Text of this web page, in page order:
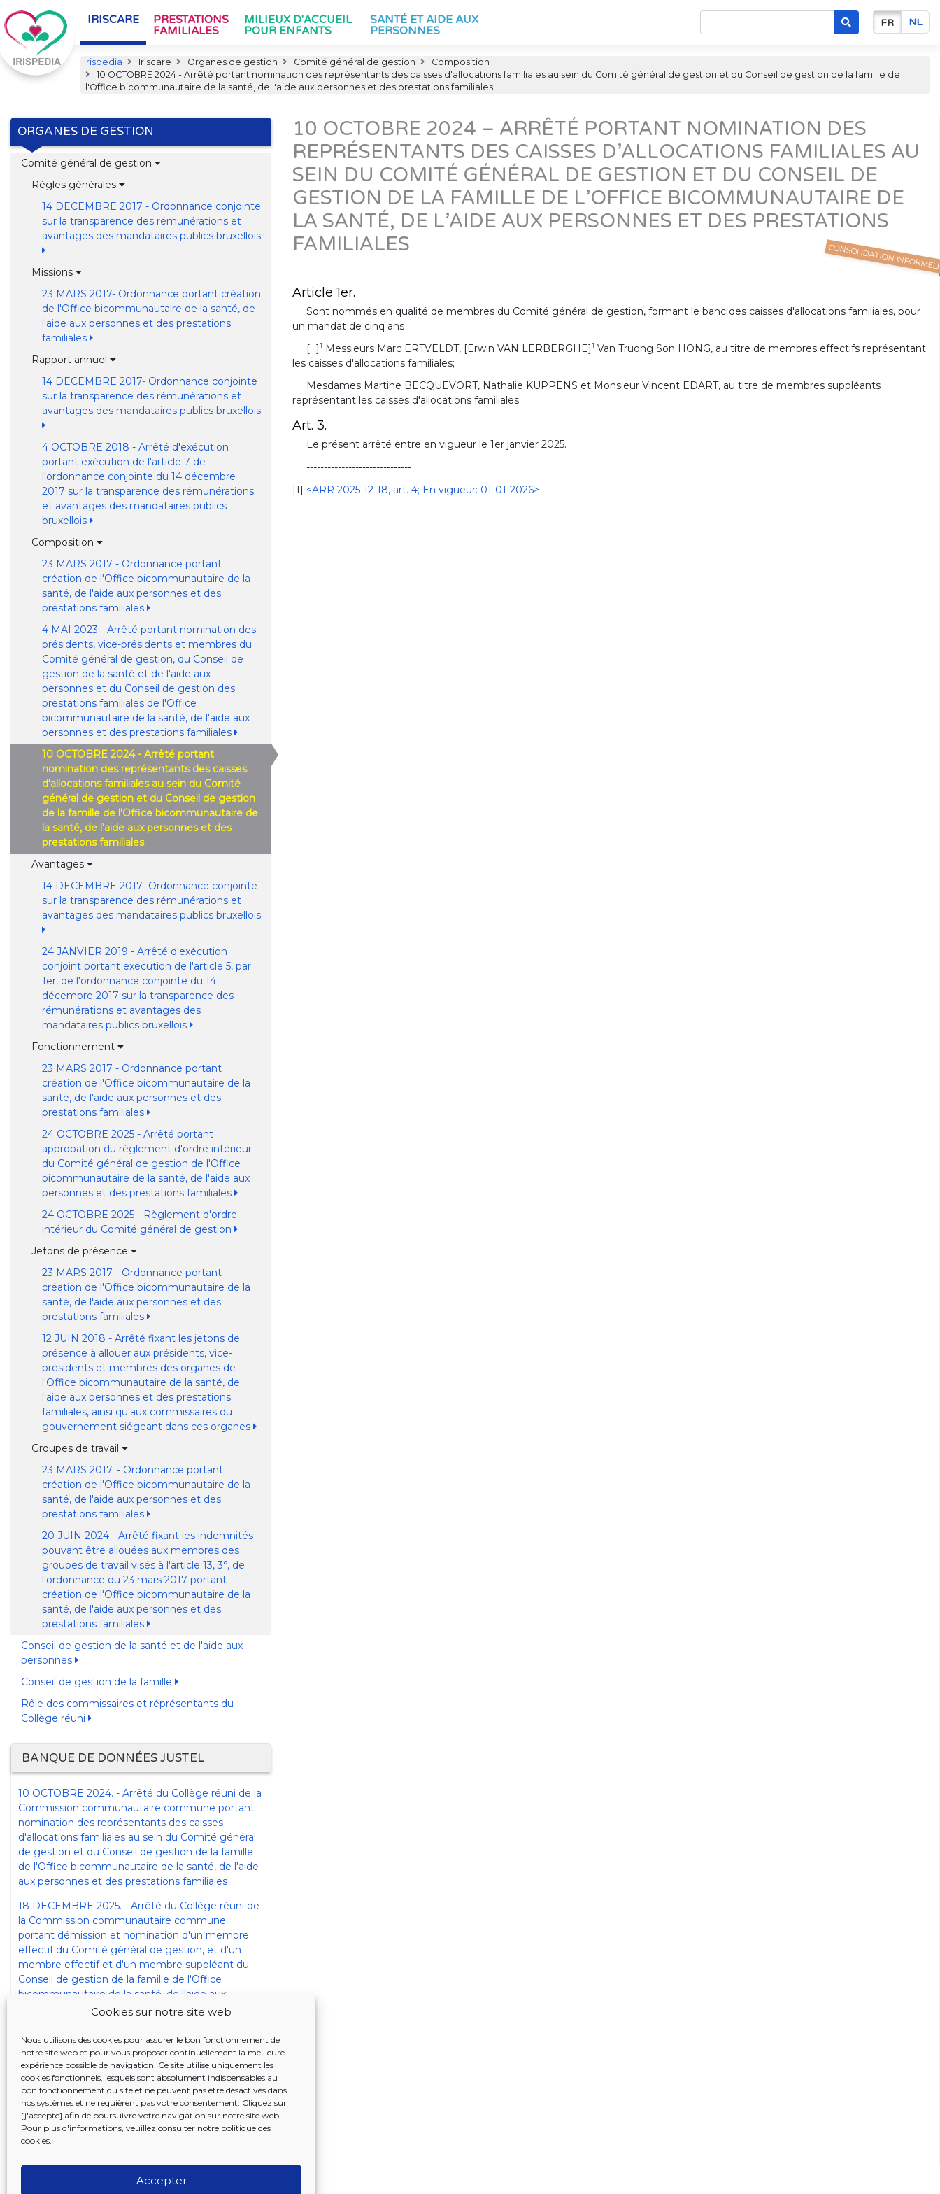
Cookies sur notre site web
Nous utilisons des cookies pour assurer le bon fonctionnement de
notre site web et pour vous proposer continuellement la meilleure
expérience possible de navigation. Ce site utilise uniquement les
cookies fonctionnels, lesquels sont absolument indispensables au
bon fonctionnement du site et ne peuvent pas être désactivés dans
nos systèmes et ne requièrent pas votre consentement. Cliquez sur
[j'accepte] afin de poursuivre votre navigation sur notre site web.
Pour plus d'informations, veuillez consulter notre politique des
cookies.
Accepter
IRISCARE
PRESTATIONS
FAMILIALES
MILIEUX D'ACCUEIL
POUR ENFANTS
SANTÉ ET AIDE AUX
PERSONNES
FR NL
Irispedia Iriscare Organes de gestion Comité général de gestion
Composition
10 OCTOBRE 2024 - Arrêté portant nomination des représentants des caisses d'allocations familiales au sein du Comité général de gestion et du Conseil de gestion de la famille de
l'Office bicommunautaire de la santé, de l'aide aux personnes et des prestations familiales
ORGANES DE GESTION
Comité général de gestion
Règles générales
14 DECEMBRE 2017 - Ordonnance conjointe
sur la transparence des rémunérations et
avantages des mandataires publics bruxellois
Missions
23 MARS 2017- Ordonnance portant création
de l'Office bicommunautaire de la santé, de
l'aide aux personnes et des prestations
familiales
Rapport annuel
14 DECEMBRE 2017- Ordonnance conjointe
sur la transparence des rémunérations et
avantages des mandataires publics bruxellois
4 OCTOBRE 2018 - Arrêté d'exécution
portant exécution de l'article 7 de
l'ordonnance conjointe du 14 décembre
2017 sur la transparence des rémunérations
et avantages des mandataires publics
bruxellois
Composition
23 MARS 2017 - Ordonnance portant
création de l'Office bicommunautaire de la
santé, de l'aide aux personnes et des
prestations familiales
4 MAI 2023 - Arrêté portant nomination des
présidents, vice-présidents et membres du
Comité général de gestion, du Conseil de
gestion de la santé et de l'aide aux
personnes et du Conseil de gestion des
prestations familiales de l'Office
bicommunautaire de la santé, de l'aide aux
personnes et des prestations familiales
10 OCTOBRE 2024 - Arrêté portant
nomination des représentants des caisses
d'allocations familiales au sein du Comité
général de gestion et du Conseil de gestion
de la famille de l'Office bicommunautaire de
la santé, de l'aide aux personnes et des
prestations familiales
Avantages
14 DECEMBRE 2017- Ordonnance conjointe
sur la transparence des rémunérations et
avantages des mandataires publics bruxellois
24 JANVIER 2019 - Arrêté d'exécution
conjoint portant exécution de l'article 5, par.
1er, de l'ordonnance conjointe du 14
décembre 2017 sur la transparence des
rémunérations et avantages des
mandataires publics bruxellois
Fonctionnement
23 MARS 2017 - Ordonnance portant
création de l'Office bicommunautaire de la
santé, de l'aide aux personnes et des
prestations familiales
24 OCTOBRE 2025 - Arrêté portant
approbation du règlement d'ordre intérieur
du Comité général de gestion de l'Office
bicommunautaire de la santé, de l'aide aux
personnes et des prestations familiales
24 OCTOBRE 2025 - Règlement d'ordre
intérieur du Comité général de gestion
Jetons de présence
23 MARS 2017 - Ordonnance portant
création de l'Office bicommunautaire de la
santé, de l'aide aux personnes et des
prestations familiales
12 JUIN 2018 - Arrêté fixant les jetons de
présence à allouer aux présidents, vice-
présidents et membres des organes de
l'Office bicommunautaire de la santé, de
l'aide aux personnes et des prestations
familiales, ainsi qu'aux commissaires du
gouvernement siégeant dans ces organes
Groupes de travail
23 MARS 2017. - Ordonnance portant
création de l'Office bicommunautaire de la
santé, de l'aide aux personnes et des
prestations familiales
20 JUIN 2024 - Arrêté fixant les indemnités
pouvant être allouées aux membres des
groupes de travail visés à l'article 13, 3°, de
l'ordonnance du 23 mars 2017 portant
création de l'Office bicommunautaire de la
santé, de l'aide aux personnes et des
prestations familiales
Conseil de gestion de la santé et de l'aide aux
personnes
Conseil de gestion de la famille
Rôle des commissaires et réprésentants du
Collège réuni
BANQUE DE DONNÉES JUSTEL
10 OCTOBRE 2024. - Arrêté du Collège réuni de la
Commission communautaire commune portant
nomination des représentants des caisses
d'allocations familiales au sein du Comité général
de gestion et du Conseil de gestion de la famille
de l'Office bicommunautaire de la santé, de l'aide
aux personnes et des prestations familiales
18 DECEMBRE 2025. - Arrêté du Collège réuni de
la Commission communautaire commune
portant démission et nomination d'un membre
effectif du Comité général de gestion, et d'un
membre effectif et d'un membre suppléant du
Conseil de gestion de la famille de l'Office
bicommunautaire de la santé, de l'aide aux
personnes et des prestations familiales et
Commission communautaire commune du 10
octobre 2024 portant nomination des
représentants des caisses d'allocations familiales
au sein du Comité général de gestion et du
Conseil de gestion de la famille de l'Office
bicommunautaire de la santé, de l'aide aux
personnes et des prestations familiales
10 OCTOBRE 2024 – ARRÊTÉ PORTANT NOMINATION DES
REPRÉSENTANTS DES CAISSES D’ALLOCATIONS FAMILIALES AU
SEIN DU COMITÉ GÉNÉRAL DE GESTION ET DU CONSEIL DE
GESTION DE LA FAMILLE DE L’OFFICE BICOMMUNAUTAIRE DE
LA SANTÉ, DE L’AIDE AUX PERSONNES ET DES PRESTATIONS
FAMILIALES
CONSOLIDATION
Article 1er.
Sont nommés en qualité de membres du Comité général de gestion, formant le banc des caisses d'allocations familiales, pour
un mandat de cinq ans :
[...]1 Messieurs Marc ERTVELDT, [Erwin VAN LERBERGHE]1 Van Truong Son HONG, au titre de membres effectifs représentant
les caisses d'allocations familiales;
Mesdames Martine BECQUEVORT, Nathalie KUPPENS et Monsieur Vincent EDART, au titre de membres suppléants
représentant les caisses d'allocations familiales.
Art. 3.
Le présent arrêté entre en vigueur le 1er janvier 2025.
------------------------------
[1] <ARR 2025-12-18, art. 4; En vigueur: 01-01-2026>